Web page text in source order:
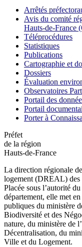
Arrêtés
Avis du comité
Hauts-de-France
Téléprocédures
Statistiques
Publications
Cartographie et
Dossiers
Évaluation
Observatoires
Portail des
Portail
Porter à
Préfet
de la région
Hauts-de-France
La direction régionale
logement (DREAL) des
Placée sous l’autorité
département, elle met
publiques du ministère
Biodiversité et des
nature, du ministère de
Décentralisation, du
Ville et du Logement.